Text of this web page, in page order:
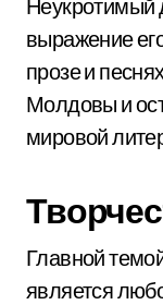
Неукротимый
выражение
прозе и
Молдовы и
мировой
Главной
является